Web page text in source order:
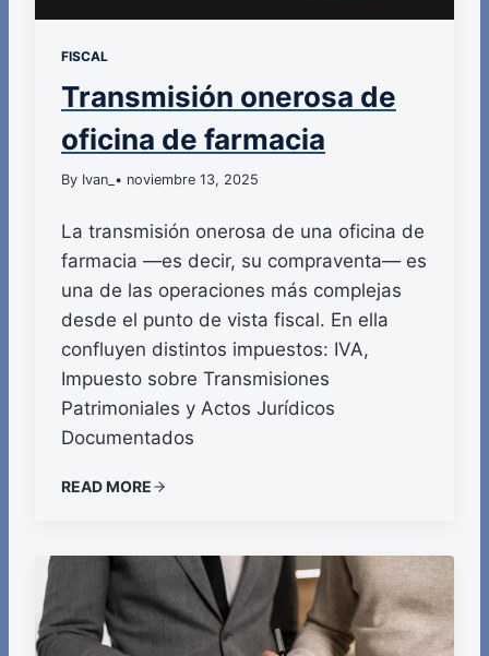
FISCAL
Transmisión onerosa de
oficina de farmacia
By Ivan_ • noviembre 13, 2025
La transmisión onerosa de una oficina de
farmacia —es decir, su compraventa— es
una de las operaciones más complejas
desde el punto de vista fiscal. En ella
confluyen distintos impuestos: IVA,
Impuesto sobre Transmisiones
Patrimoniales y Actos Jurídicos
Documentados
READ MORE